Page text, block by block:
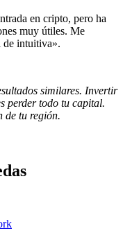
en cripto, pero ha
muy útiles. Me
de intuitiva».
similares. Invertir
perder todo tu capital.
de tu región.